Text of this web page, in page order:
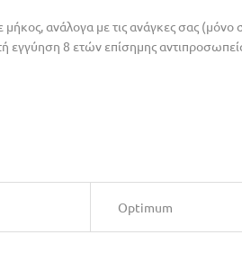
ανάλογα με τις ανάγκες σας (μόνο
εγγύηση 8 ετών επίσημης
Optimum